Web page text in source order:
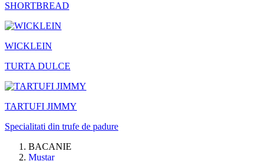
SHORTBREAD
WICKLEIN
TURTA DULCE
TARTUFI JIMMY
Specialitati din trufe de padure
BACANIE
Mustar